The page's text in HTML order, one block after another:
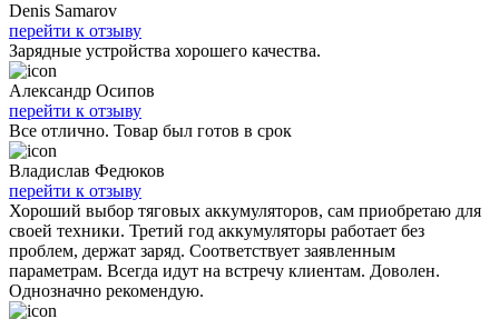
Denis Samarov
перейти к отзыву
Зарядные устройства хорошего качества.
Александр Осипов
перейти к отзыву
Все отлично. Товар был готов в срок
Владислав Федюков
перейти к отзыву
Хороший выбор тяговых аккумуляторов, сам приобретаю для
своей техники. Третий год аккумуляторы работает без
проблем, держат заряд. Соответствует заявленным
параметрам. Всегда идут на встречу клиентам. Доволен.
Однозначно рекомендую.